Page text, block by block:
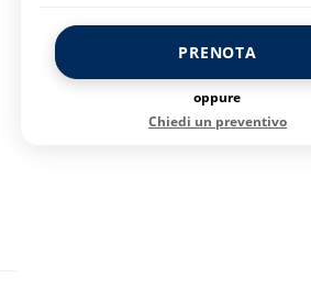
PRENOTA
oppure
Chiedi un preventivo